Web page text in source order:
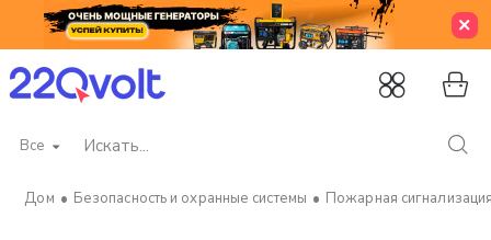
Все
Искать...
Безопасность и охранные системы Пожарная